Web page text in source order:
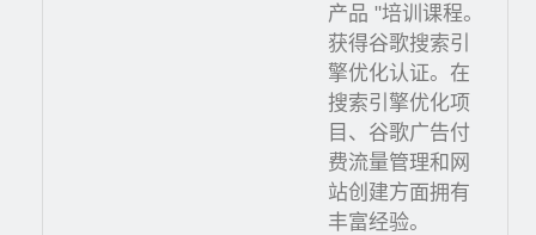
产品 "培训课程。
获得谷歌搜索引
擎优化认证。在
搜索引擎优化项
目、谷歌广告付
费流量管理和网
站创建方面拥有
丰富经验。